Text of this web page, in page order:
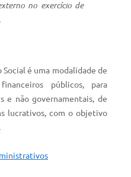
no exercício de
Social é uma modalidade de
públicos, para
e não governamentais, de
lucrativos, com o objetivo